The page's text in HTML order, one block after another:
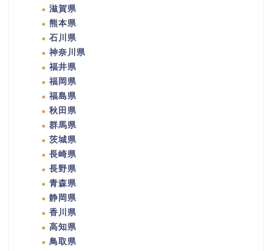
滋賀県
熊本県
石川県
神奈川県
福井県
福岡県
福島県
秋田県
群馬県
茨城県
長崎県
長野県
青森県
静岡県
香川県
高知県
鳥取県